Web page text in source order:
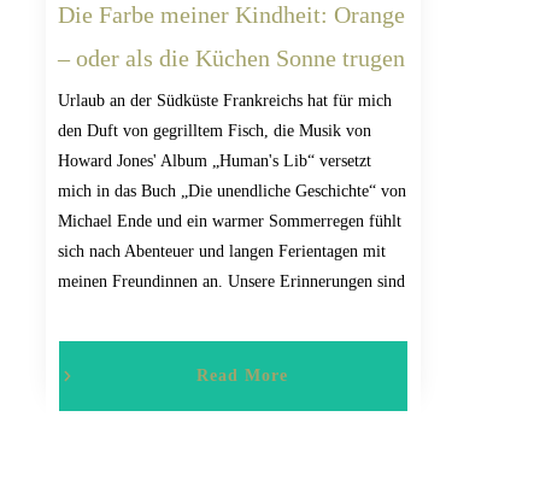
Die Farbe meiner Kindheit: Orange
– oder als die Küchen Sonne trugen
Urlaub an der Südküste Frankreichs hat für mich
den Duft von gegrilltem Fisch, die Musik von
Howard Jones' Album „Human's Lib“ versetzt
mich in das Buch „Die unendliche Geschichte“ von
Michael Ende und ein warmer Sommerregen fühlt
sich nach Abenteuer und langen Ferientagen mit
meinen Freundinnen an. Unsere Erinnerungen sind
Read More